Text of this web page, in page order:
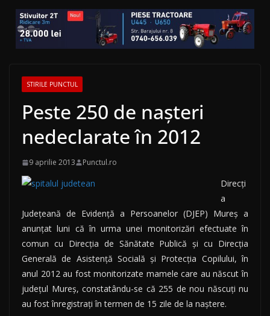
STIRILE PUNCTUL
Peste 250 de nașteri
nedeclarate în 2012
9 aprilie 2013 Punctul.ro
Direcţi
a
Judeţeană de Evidenţă a Persoanelor (DJEP) Mureş a
anunţat luni că în urma unei monitorizări efectuate în
comun cu Direcţia de Sănătate Publică şi cu Direcţia
Generală de Asistenţă Socială şi Protecţia Copilului, în
anul 2012 au fost monitorizate mamele care au născut în
judeţul Mureş, constatându-se că 255 de nou născuţi nu
au fost înregistraţi în termen de 15 zile de la naştere.